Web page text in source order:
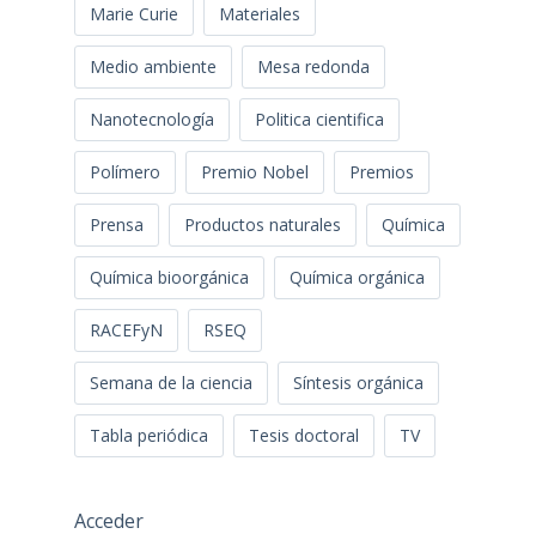
Marie Curie Materiales
Medio ambiente Mesa redonda
Nanotecnología Politica cientifica
Polímero Premio Nobel Premios
Prensa Productos naturales Química
Química bioorgánica Química orgánica
RACEFyN RSEQ
Semana de la ciencia Síntesis orgánica
Tabla periódica Tesis doctoral TV
Acceder